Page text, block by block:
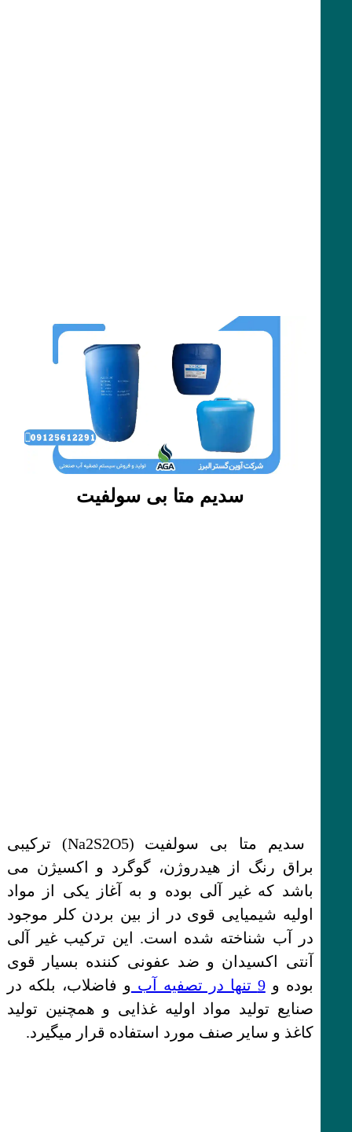
سدیم متا بی سولفیت
سدیم متا بی سولفیت (Na2S2O5) ترکیبی
براق رنگ از هیدروژن، گوگرد و اکسیژن می
باشد که غیر آلی بوده و به آغاز یکی از مواد
اولیه شیمیایی قوی در از بین بردن کلر موجود
در آب شناخته شده است. این ترکیب غیر آلی
آنتی اکسیدان و ضد عفونی کننده بسیار قوی
بوده و9 تنها در تصفیه آب
و فاضلاب، بلکه در
صنایع تولید مواد اولیه غذایی و همچنین تولید
کاغذ و سایر صنف مورد استفاده قرار میگیرد.